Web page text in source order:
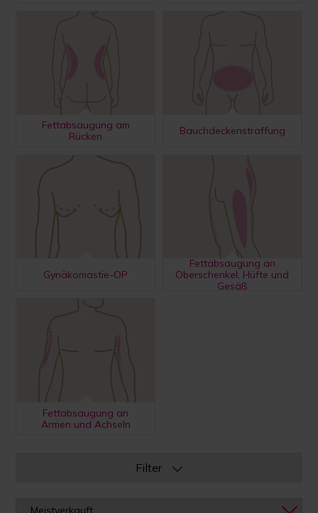
Fettabsaugung am
Rücken
Bauchdeckenstraffung
Gynäkomastie-OP
Fettabsaugung an
Oberschenkel, Hüfte und
Gesäß
Fettabsaugung an
Armen und Achseln
Filter